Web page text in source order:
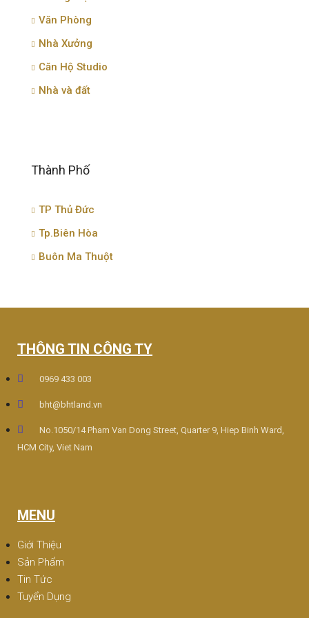
Văn Phòng
Nhà Xưởng
Căn Hộ Studio
Nhà và đất
Thành Phố
TP Thủ Đức
Tp.Biên Hòa
Buôn Ma Thuột
THÔNG TIN CÔNG TY
0969 433 003
bht@bhtland.vn
No.1050/14 Pham Van Dong Street, Quarter 9, Hiep Binh Ward,
HCM City, Viet Nam
MENU
Giới Thiệu
Sản Phẩm
Tin Tức
Tuyển Dụng